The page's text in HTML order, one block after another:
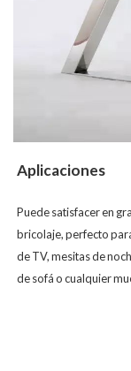
Aplicaciones
Puede satisfacer en
bricolaje, perfecto
de TV, mesitas de
de sofá o cualquier